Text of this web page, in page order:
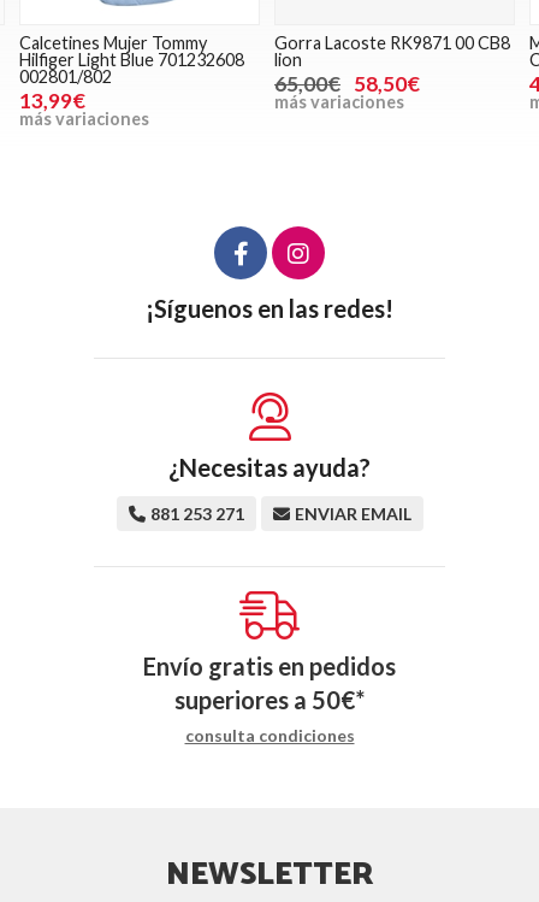
Calcetines Mujer Tommy
Hilfiger Light Blue 701232608
002801/802
13,99€
más variaciones
Gorra Lacoste RK9871 00 CB8
lion
65,00€ 58,50€
más variaciones
¡Síguenos en las redes!
¿Necesitas ayuda?
881 253 271 ENVIAR EMAIL
Envío gratis en pedidos
superiores a 50€*
consulta condiciones
NEWSLETTER